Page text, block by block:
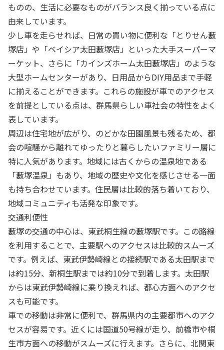
ものの、生活に必要なものがバランス良く揃っている点に
由来しています。
少し車を走らせれば、日常の買い物に便利な「とりせん藪
塚店」や「ベイシア太田藪塚店」といった大手スーパーマ
ーケット、さらに「カインズホーム太田藪塚店」のような
大型ホームセンターがあり、日用品からDIY用品まで手軽
に揃えることができます。これらの施設が車でのアクセス
を前提としている点は、群馬県らしい車社会の特性をよく
表しています。
周辺は住宅地が広がり、のどかな田園風景も残るため、都
会の喧騒から離れてゆったりと暮らしたいファミリー層に
特に人気があります。地域には古くからの温泉地である
「藪塚温泉」もあり、地域の歴史や文化を感じさせる一面
も持ち合わせています。住民層は比較的落ち着いており、
地域コミュニティも活発な印象です。
交通利便性
藪塚の交通の中心は、東武桐生線の藪塚駅です。この路線
を利用することで、主要駅へのアクセスは比較的スムーズ
です。例えば、東武伊勢崎線との接続駅である太田駅まで
は約15分、新桐生駅までは約10分で到着します。太田駅
からは東武伊勢崎線に乗り換えれば、都心方面へのアクセ
スも可能です。
車での移動は非常に便利で、群馬県内の主要都市へのアク
セスが容易です。近くには国道50号線が走り、前橋市や桐
生市方面への移動がスムーズに行えます。さらに、北関東